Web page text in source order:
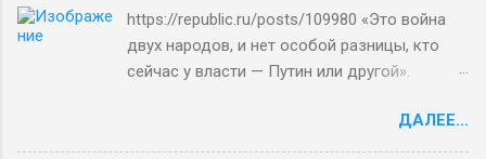
https://republic.ru/posts/109980 «Это война
двух народов, и нет особой разницы, кто
сейчас у власти — Путин или другой».
Шейтельман — о том, как в Киеве относятся
к перспективе затяжной войны Евгений
ДАЛЕЕ...